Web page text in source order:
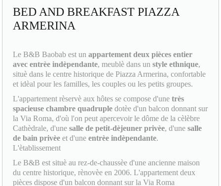
ARMERINA
situè dans le centre historique de Piazza Armerina, confortable
et idèal pour les familles, les couples ou les petits groupes.
L'appartement rèservè aux hôtes se compose d'unetrès
spacieuse chambre quadrupledotèe d'un balcon donnant sur
la Via Roma, d'où l'on peut apercevoir le dôme de la cèlèbre
Cathèdrale, d'unesalle de petit-dèjeuner privèe, d'unesalle
de bain privèeet d'uneentrèe indèpendante.
L'ètablissement
Le B&B est situè au rez-de-chaussèe d'une ancienne maison
du centre historique, rènovèe en 2006. L'appartement deux
pièces dispose d'un balcon donnant sur la Via Roma
historique, parcours officiel duPalio dei Normanni, la fête la
plus attendue de l'annèe qui se dèroule les 12, 13 et 14 août.